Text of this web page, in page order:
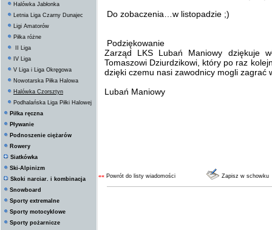
Halówka Jabłonka
Letnia Liga Czarny Dunajec
Ligi Amatorów
Piłka różne
II Liga
IV Liga
V Liga i Liga Okręgowa
Nowotarska Piłka Halowa
Halówka Czorsztyn
Podhalańska Liga Piłki Halowej
Piłka ręczna
Pływanie
Podnoszenie ciężarów
Rowery
Siatkówka
Ski-Alpinizm
Skoki narciar. i kombinacja
Snowboard
Sporty extremalne
Sporty motocyklowe
Sporty pożarnicze
Do zobaczenia…w listopadzie ;)
Podziękowanie
Zarząd LKS Lubań Maniowy dziękuje
Tomaszowi Dziurdzikowi, który po raz
dzięki czemu nasi zawodnicy mogli zagrać
Lubań Maniowy
«« Powrót do listy wiadomości Zapisz w schowku